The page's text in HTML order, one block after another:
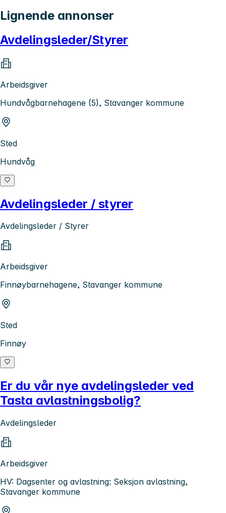
Lignende annonser
Avdelingsleder/Styrer
Arbeidsgiver
Hundvågbarnehagene (5), Stavanger kommune
Sted
Hundvåg
Avdelingsleder / styrer
Avdelingsleder / Styrer
Arbeidsgiver
Finnøybarnehagene, Stavanger kommune
Sted
Finnøy
Er du vår nye avdelingsleder ved
Tasta avlastningsbolig?
Avdelingsleder
Arbeidsgiver
HV: Dagsenter og avlastning: Seksjon avlastning,
Stavanger kommune